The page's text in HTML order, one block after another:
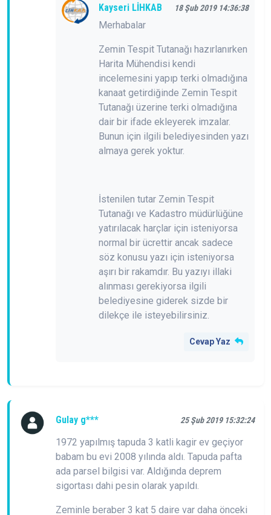
Kayseri LİHKAB 18 Şub 2019 14:36:38
Merhabalar
Zemin Tespit Tutanağı hazırlanırken
Harita Mühendisi kendi
incelemesini yapıp terki olmadığına
kanaat getirdiğinde Zemin Tespit
Tutanağı üzerine terki olmadığına
dair bir ifade ekleyerek imzalar.
Bunun için ilgili belediyesinden yazı
almaya gerek yoktur.
İstenilen tutar Zemin Tespit
Tutanağı ve Kadastro müdürlüğüne
yatırılacak harçlar için isteniyorsa
normal bir ücrettir ancak sadece
söz konusu yazı için isteniyorsa
aşırı bir rakamdır. Bu yazıyı illaki
alınması gerekiyorsa ilgili
belediyesine giderek sizde bir
dilekçe ile isteyebilirsiniz.
Cevap Yaz
Gulay g*** 25 Şub 2019 15:32:24
1972 yapılmış tapuda 3 katli kagir ev geçiyor
babam bu evi 2008 yılında aldı. Tapuda pafta
ada parsel bilgisi var. Aldığında deprem
sigortası dahi pesin olarak yapıldı.
Zeminle beraber 3 kat 5 daire var daha önceki